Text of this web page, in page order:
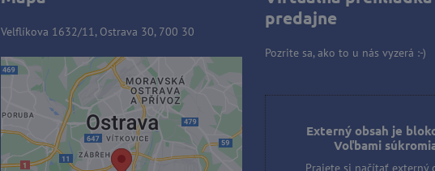
Velflíkova 1632/11, Ostrava 30, 700 30
Externý obsah je blokovaný
Voľbami súkromia
Prajete si načítať externý obsah?
predajne
Pozrite sa, ako to u nás vyzerá :-)
Externý obsah je
Voľbami
Prajete si načítať externý